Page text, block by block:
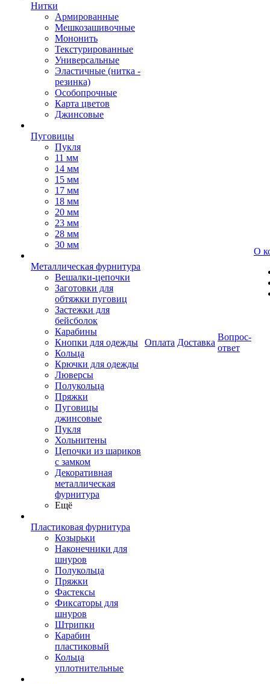
Нитки
Армированные
Мешкозашивочные
Мононить
Текстурированные
Универсальные
Эластичные (нитка -
резинка)
Особопрочные
Карта цветов
Джинсовые
Пуговицы
Пукля
11 мм
14 мм
15 мм
17 мм
18 мм
20 мм
23 мм
28 мм
30 мм
Металлическая фурнитура
Вешалки-цепочки
Заготовки для
обтяжки пуговиц
Застежки для
бейсболок
Карабины
Кнопки для одежды
Кольца
Крючки для одежды
Люверсы
Полукольца
Пряжки
Пуговицы
джинсовые
Пукля
Хольнитены
Цепочки из шариков
с замком
Декоративная
металлическая
фурнитура
Ещё
Пластиковая фурнитура
Козырьки
Наконечники для
шнуров
Полукольца
Пряжки
Фастексы
Фиксаторы для
шнуров
Штрипки
Карабин
пластиковый
Кольца
уплотнительные
Оплата Доставка
Вопрос-
ответ
О